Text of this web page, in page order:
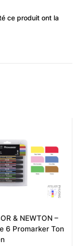
ce produit ont la
& NEWTON –
6 Promarker Ton